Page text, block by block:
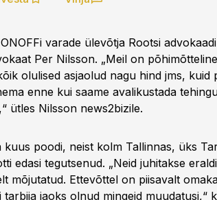
varade ülevõtja Rootsi
Per Nilsson. „Meil on
olulised asjaolud nagu hind jms, kuid
enne kui saame avalikustada
ütles Nilsson news2bizile.
kuus poodi, neist kolm Tallinnas, üks
edasi tegutsenud. „Neid juhitakse
mõjutatud. Ettevõttel on piisavalt
tarbija jaoks olnud mingeid muudatusi,“